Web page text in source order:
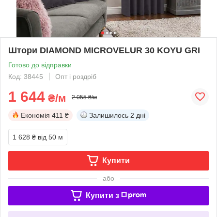
Штори DIAMOND MICROVELUR 30 KOYU GRI
Готово до відправки
Код: 38445
Опт і роздріб
1 644 ₴/м 2 055 ₴/м
Економія 411 ₴ Залишилось 2 дні
1 628 ₴ від 50 м
Купити
або
Купити з